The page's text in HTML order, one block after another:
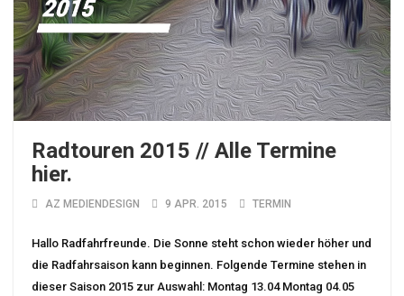
Radtouren 2015 // Alle Termine
hier.
AZ MEDIENDESIGN 9 APR. 2015 TERMIN
Hallo Radfahrfreunde. Die Sonne steht schon wieder höher und
die Radfahrsaison kann beginnen. Folgende Termine stehen in
dieser Saison 2015 zur Auswahl: Montag 13.04 Montag 04.05